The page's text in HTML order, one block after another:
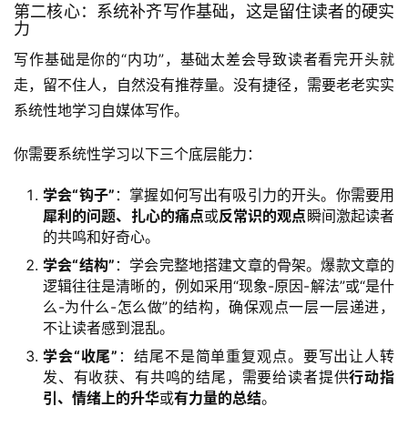
第二核心：系统补齐写作基础，这是留住读者的硬实
力
写作基础是你的“内功”，基础太差会导致读者看完开头就
走，留不住人，自然没有推荐量。没有捷径，需要老老实实
系统性地学习自媒体写作。
你需要系统性学习以下三个底层能力：
学会“钩子” ：掌握如何写出有吸引力的开头。你需要用
犀利的问题、扎心的痛点或反常识的观点瞬间激起读者
的共鸣和好奇心。
学会“结构” ：学会完整地搭建文章的骨架。爆款文章的
逻辑往往是清晰的，例如采用“现象-原因-解法”或“是什
么-为什么-怎么做”的结构，确保观点一层一层递进，
不让读者感到混乱。
学会“收尾” ：结尾不是简单重复观点。要写出让人转
发、有收获、有共鸣的结尾，需要给读者提供行动指
引、情绪上的升华或有力量的总结。